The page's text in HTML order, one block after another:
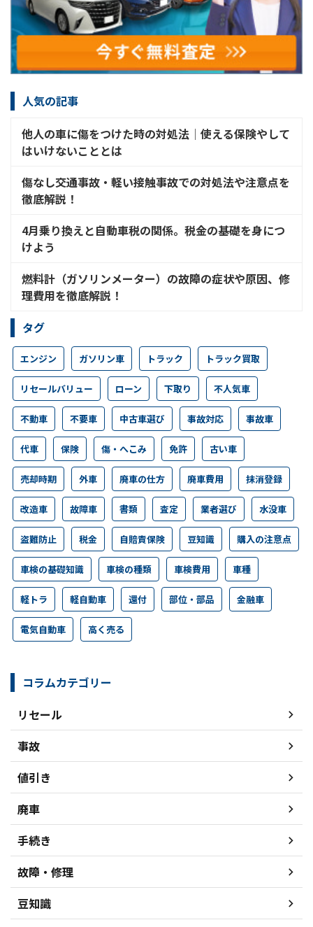
人気の記事
他人の車に傷をつけた時の対処法│使える保険やして
はいけないこととは
傷なし交通事故・軽い接触事故での対処法や注意点を
徹底解説！
4月乗り換えと自動車税の関係。税金の基礎を身につ
けよう
燃料計（ガソリンメーター）の故障の症状や原因、修
理費用を徹底解説！
タグ
エンジン ガソリン車 トラック トラック買取
リセールバリュー ローン 下取り 不人気車
不動車 不要車 中古車選び 事故対応 事故車
代車 保険 傷・へこみ 免許 古い車
売却時期 外車 廃車の仕方 廃車費用 抹消登録
改造車 故障車 書類 査定 業者選び 水没車
盗難防止 税金 自賠責保険 豆知識 購入の注意点
車検の基礎知識 車検の種類 車検費用 車種
軽トラ 軽自動車 還付 部位・部品 金融車
電気自動車 高く売る
コラムカテゴリー
リセール
事故
値引き
廃車
手続き
故障・修理
豆知識